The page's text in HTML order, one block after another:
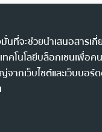
นที่จะช่วยนำเสนอสารเกี่
คโนโลยีบล็อกเชนเพื่อค
ากเว็บไซต์และเว็บบอร์